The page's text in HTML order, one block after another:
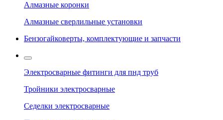
Алмазные коронки
Алмазные сверлильные установки
Бензогайковерты, комплектующие и запчасти
Электросварные фитинги для пнд труб
Тройники электросварные
Седелки электросварные